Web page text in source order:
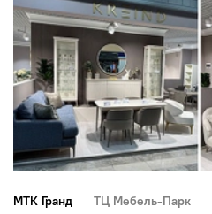
МТК Гранд ТЦ Мебель-Парк